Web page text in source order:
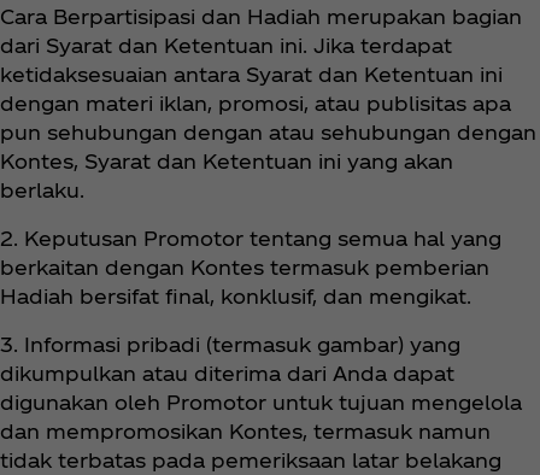
Cara Berpartisipasi dan Hadiah merupakan bagian
dari Syarat dan Ketentuan ini. Jika terdapat
ketidaksesuaian antara Syarat dan Ketentuan ini
dengan materi iklan, promosi, atau publisitas apa
pun sehubungan dengan atau sehubungan dengan
Kontes, Syarat dan Ketentuan ini yang akan
berlaku.
2. Keputusan Promotor tentang semua hal yang
berkaitan dengan Kontes termasuk pemberian
Hadiah bersifat final, konklusif, dan mengikat.
3. Informasi pribadi (termasuk gambar) yang
dikumpulkan atau diterima dari Anda dapat
digunakan oleh Promotor untuk tujuan mengelola
dan mempromosikan Kontes, termasuk namun
tidak terbatas pada pemeriksaan latar belakang